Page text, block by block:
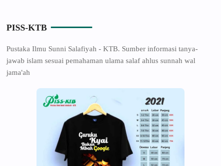
PISS-KTB
Pustaka Ilmu Sunni Salafiyah - KTB. Sumber informasi tanya-
jawab islam sesuai pemahaman ulama salaf ahlus sunnah wal
jama'ah